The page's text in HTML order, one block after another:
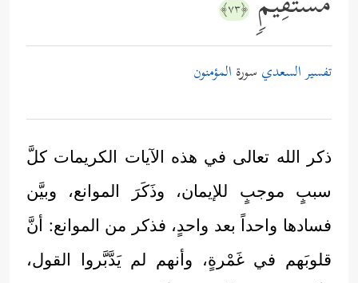
﴿٧٣﴾
تفسير السعدي سورة المؤمنون
ذكر الله تعالى في هذه الآيات الكريمات كلَّ
سببٍ موجبٍ للإيمان، وذَكَرَ الموانع، وبيَّن
فسادها واحداً بعد واحدٍ، فذكر من الموانع: أنَّ
قلوبَهم في غَمْرةٍ، وأنهم لم يَدَّبَّروا القول،